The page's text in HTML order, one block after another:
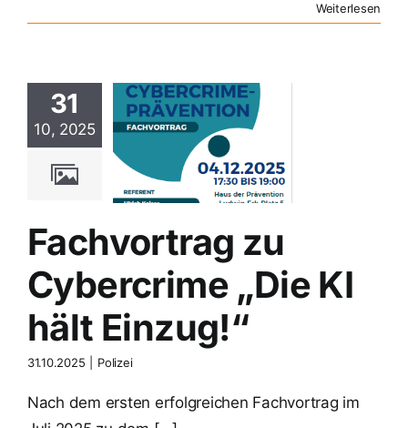
Weiterlesen
31
10, 2025
zu
KI hält
Fachvortrag zu
Cybercrime „Die KI
hält Einzug!“
31.10.2025 Polizei
Nach dem ersten erfolgreichen Fachvortrag im